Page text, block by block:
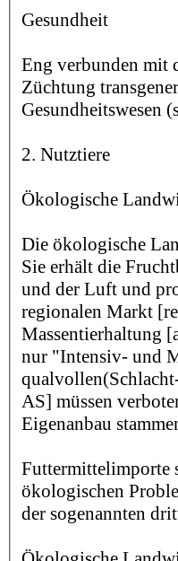
Gesundheit
Eng verbunden mit
Züchtung
Gesundheitswesen
2. Nutztiere
Ökologische
Die ökologische
Sie erhält die
und der Luft und
regionalen Markt
Massentierhaltung
nur "Intensiv- und
AS] müssen
Eigenanbau
Futtermittelimporte
ökologischen
der sogenannten